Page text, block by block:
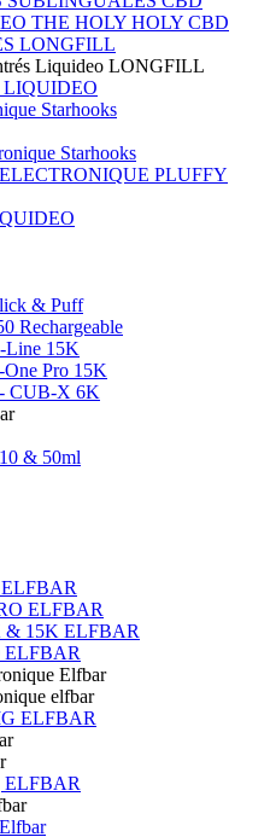
THE HOLY HOLY CBD
LONGFILL
Liquideo LONGFILL
Starhooks
PLUFFY
& Puff
Rechargeable
Line 15K
Pro 15K
CUB-X 6K
& 50ml
ELFBAR
& 15K ELFBAR
ELFBAR
Elfbar
elfbar
ELFBAR